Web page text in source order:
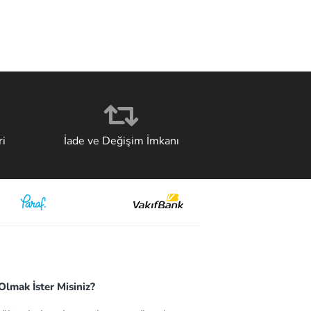
İade ve Değişim İmkanı
İster Misiniz?